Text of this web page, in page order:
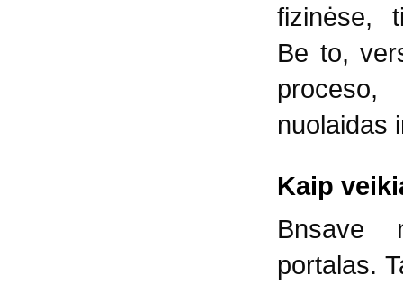
fizinėse,
Be to,
nuolaidas
Kaip
Bnsave
portalas.